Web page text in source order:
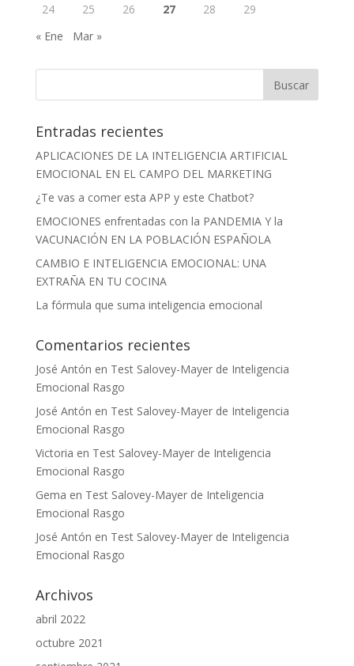
24 25 26 27 28
29
« Ene
Mar »
Entradas recientes
APLICACIONES DE LA INTELIGENCIA ARTIFICIAL
EMOCIONAL EN EL CAMPO DEL MARKETING
¿Te vas a comer esta APP y este Chatbot?
EMOCIONES enfrentadas con la PANDEMIA Y la
VACUNACIÓN EN LA POBLACIÓN ESPAÑOLA
CAMBIO E INTELIGENCIA EMOCIONAL: UNA
EXTRAÑA EN TU COCINA
La fórmula que suma inteligencia emocional
Comentarios recientes
José Antón en Test Salovey-Mayer de Inteligencia
Emocional Rasgo
José Antón en Test Salovey-Mayer de Inteligencia
Emocional Rasgo
Victoria en Test Salovey-Mayer de Inteligencia
Emocional Rasgo
Gema en Test Salovey-Mayer de Inteligencia
Emocional Rasgo
José Antón en Test Salovey-Mayer de Inteligencia
Emocional Rasgo
Archivos
abril 2022
octubre 2021